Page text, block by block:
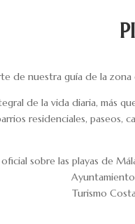
de nuestra guía de la
de la vida diaria, más
residenciales, paseos,
sobre las playas de
Ayuntamiento
Turismo